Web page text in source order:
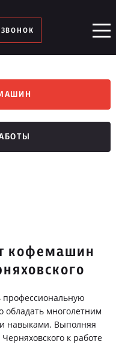
ЗВОНОК
кофемашин
профессиональную
обладать многолетним
навыками. Выполняя
к работе